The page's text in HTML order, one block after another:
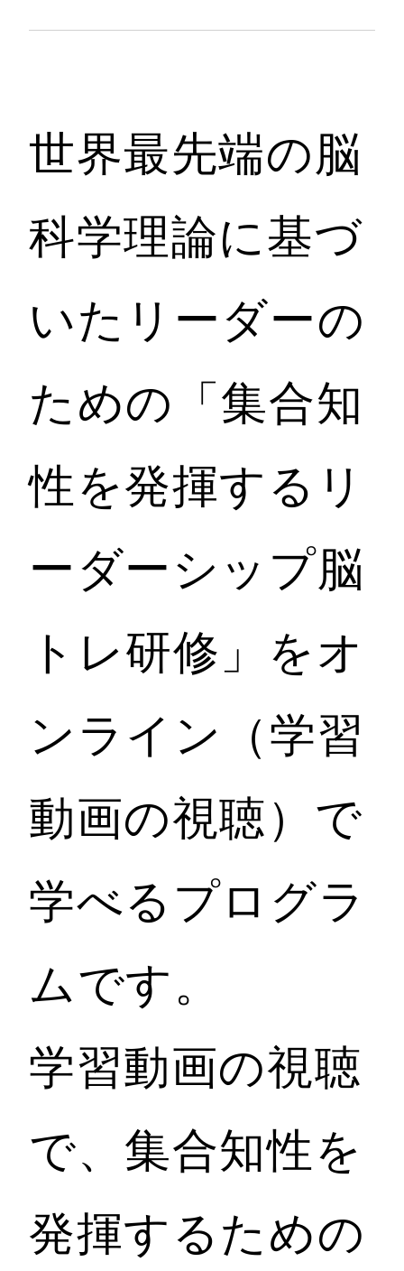
世界最先端の脳
科学理論に基づ
いたリーダーの
ための「集合知
性を発揮するリ
ーダーシップ脳
トレ研修」をオ
ンライン（学習
動画の視聴）で
学べるプログラ
ムです。
学習動画の視聴
で、集合知性を
発揮するための